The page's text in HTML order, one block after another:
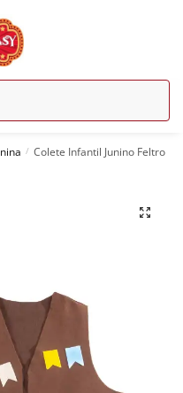
/ Colete Infantil Junino Feltro